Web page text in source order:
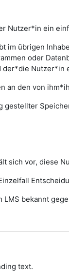
Nutzer*in ein
im übrigen
oder
Nutzer*in
an den von
gestellter
sich vor, diese
bekannt
text.